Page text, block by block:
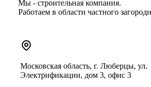
Мы - строительная компания.
Работаем в области частного
Московская область, г. Люберцы, ул.
Электрификации, дом 3, офис 3